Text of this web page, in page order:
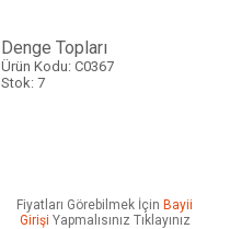
Denge Topları
Ürün Kodu: C0367
Stok: 7
Fiyatları Görebilmek İçin Bayii
Girişi Yapmalısınız Tıklayınız